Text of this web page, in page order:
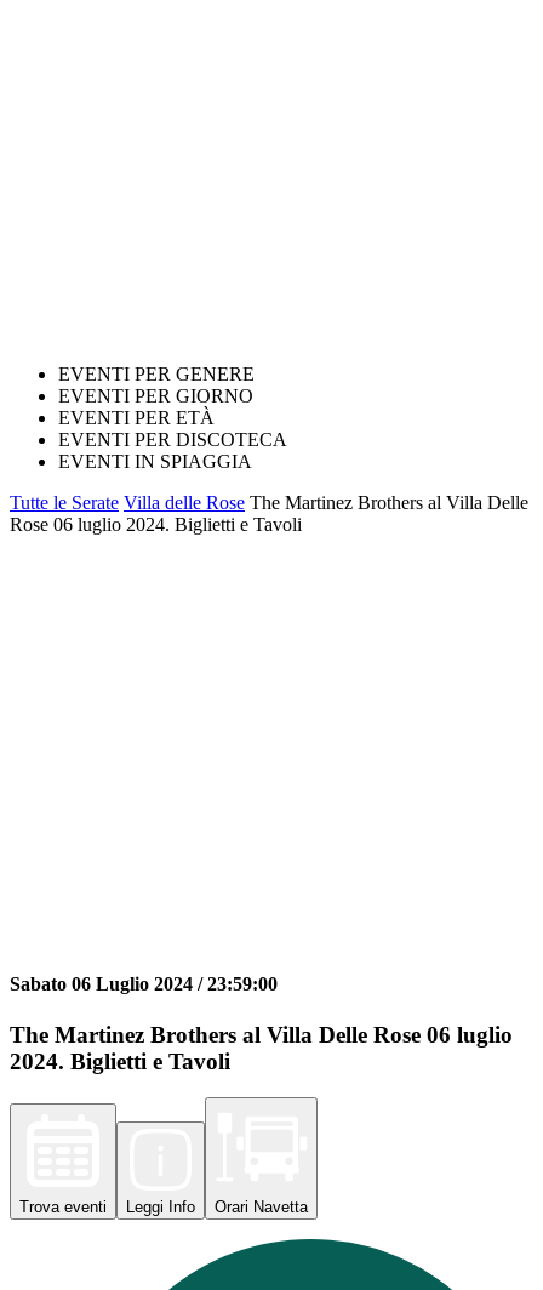
EVENTI PER GENERE
EVENTI PER GIORNO
EVENTI PER ETÀ
EVENTI PER DISCOTECA
EVENTI IN SPIAGGIA
Tutte le Serate Villa delle Rose The Martinez Brothers al Villa Delle
Rose 06 luglio 2024. Biglietti e Tavoli
Sabato 06 Luglio 2024 /23:59:00
The Martinez Brothers al Villa Delle Rose 06 luglio
2024. Biglietti e Tavoli
Trova eventi Leggi Info Orari Navetta